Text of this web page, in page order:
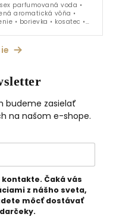
parfumovaná voda •
aromatická vôňa •
• borievka • kosatec •
• ideálna na obdobie
až jar
budeme zasielať
na našom e-shope.
Čaká vás
z nášho sveta,
môcť dostávať